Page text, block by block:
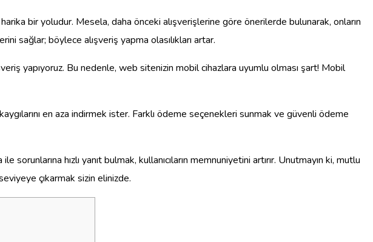
bir yoludur. Mesela, daha önceki alışverişlerine göre önerilerde bulunarak, onların
sağlar; böylece alışveriş yapma olasılıkları artar.
yapıyoruz. Bu nedenle, web sitenizin mobil cihazlara uyumlu olması şart! Mobil
en aza indirmek ister. Farklı ödeme seçenekleri sunmak ve güvenli ödeme
hızlı yanıt bulmak, kullanıcıların memnuniyetini artırır. Unutmayın ki, mutlu
çıkarmak sizin elinizde.